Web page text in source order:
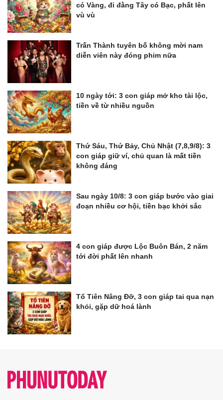
có Vàng, đi đằng Tây có Bạc, phất lên
vù vù
Trấn Thành tuyên bố không mời nam
diễn viên này đóng phim nữa
10 ngày tới: 3 con giáp mở kho tài lộc,
tiền về từ nhiều nguồn
Thứ Sáu, Thứ Bảy, Chủ Nhật (7,8,9/8): 3
con giáp giữ ví, chủ quan là mất tiền
không đáng
Sau ngày 10/8: 3 con giáp bước vào giai
đoạn nhiều cơ hội, tiền bạc khởi sắc
4 con giáp được Lộc Buôn Bán, 2 năm
tới đời phất lên nhanh
Tổ Tiên Nâng Đỡ, 3 con giáp tai qua nạn
khỏi, gặp dữ hoá lành